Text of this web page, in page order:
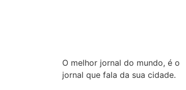
O melhor jornal do mundo, é o
jornal que fala da sua cidade.